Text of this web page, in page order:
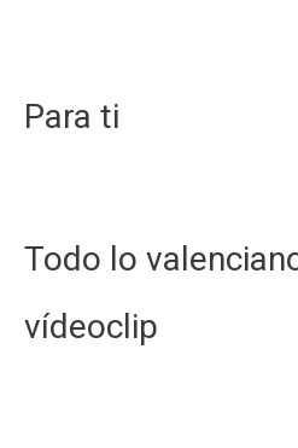
Para ti
Todo lo
vídeoclip